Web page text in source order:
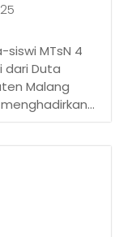
siswi MTsN 4
dari Duta
Malang